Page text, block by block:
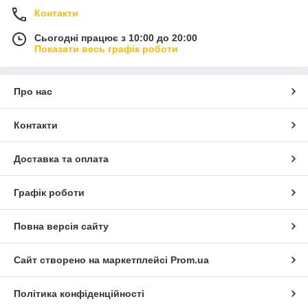
Контакти
Сьогодні працює з 10:00 до 20:00
Показати весь графік роботи
Про нас
Контакти
Доставка та оплата
Графік роботи
Повна версія сайту
Сайт створено на маркетплейсі Prom.ua
Політика конфіденційності